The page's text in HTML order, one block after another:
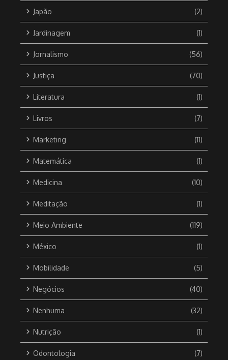
Japão (2)
Jardinagem (1)
Jornalismo (56)
Justiça (70)
Literatura (1)
Livros (7)
Marketing (11)
Matemática (1)
Medicina (10)
Meditação (1)
Meio Ambiente (119)
México (1)
Mobilidade (5)
Negócios (40)
Nenhuma (32)
Nutrição (1)
Odontologia (7)